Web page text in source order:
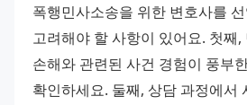
폭행민사소송을 위한 변호사를
고려해야 할 사항이 있어요. 첫째
손해와 관련된 사건 경험이 풍부
확인하세요. 둘째, 상담 과정에서